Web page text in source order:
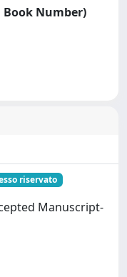
Number)
riservato
Manuscript-